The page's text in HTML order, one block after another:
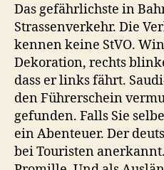
Das gefährlichste in
Strassenverkehr. Die
kennen keine StVO.
Dekoration, rechts
dass er links fährt.
den Führerschein
gefunden. Falls Sie
ein Abenteuer. Der
bei Touristen